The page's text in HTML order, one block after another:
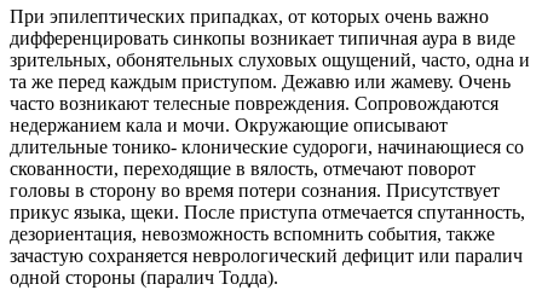
При эпилептических припадках, от которых очень важно
дифференцировать синкопы возникает типичная аура в виде
зрительных, обонятельных слуховых ощущений, часто, одна и
та же перед каждым приступом. Дежавю или жамеву. Очень
часто возникают телесные повреждения. Сопровождаются
недержанием кала и мочи. Окружающие описывают
длительные тонико- клонические судороги, начинающиеся со
скованности, переходящие в вялость, отмечают поворот
головы в сторону во время потери сознания. Присутствует
прикус языка, щеки. После приступа отмечается спутанность,
дезориентация, невозможность вспомнить события, также
зачастую сохраняется неврологический дефицит или паралич
одной стороны (паралич Тодда).